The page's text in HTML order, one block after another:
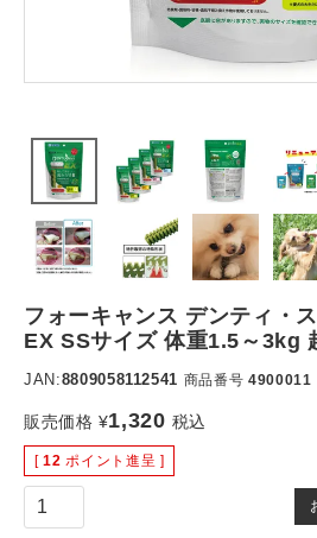
フォーキャンス デンティ・
EX SSサイズ 体重1.5～3kg
JAN:8809058112541 商品番号 4900011
販売価格 ¥1,320 税込
[ 12 ポイント進呈 ]